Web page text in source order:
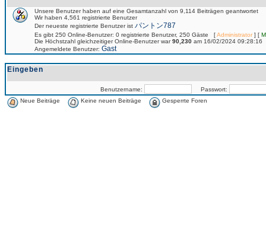
Unsere Benutzer haben auf eine Gesamtanzahl von 9,114 Beiträgen geantwortet
Wir haben 4,561 registrierte Benutzer
Der neueste registrierte Benutzer ist パントン787
Es gibt 250 Online-Benutzer: 0 registrierte Benutzer, 250 Gäste [Administrator] [
Die Höchstzahl gleichzeitiger Online-Benutzer war90,230 am 16/02/2024 09:28:16
Angemeldete Benutzer: Gast
Eingeben
Benutzername:
Passwort:
Neue Beiträge
Keine neuen Beiträge Gesperrte Foren